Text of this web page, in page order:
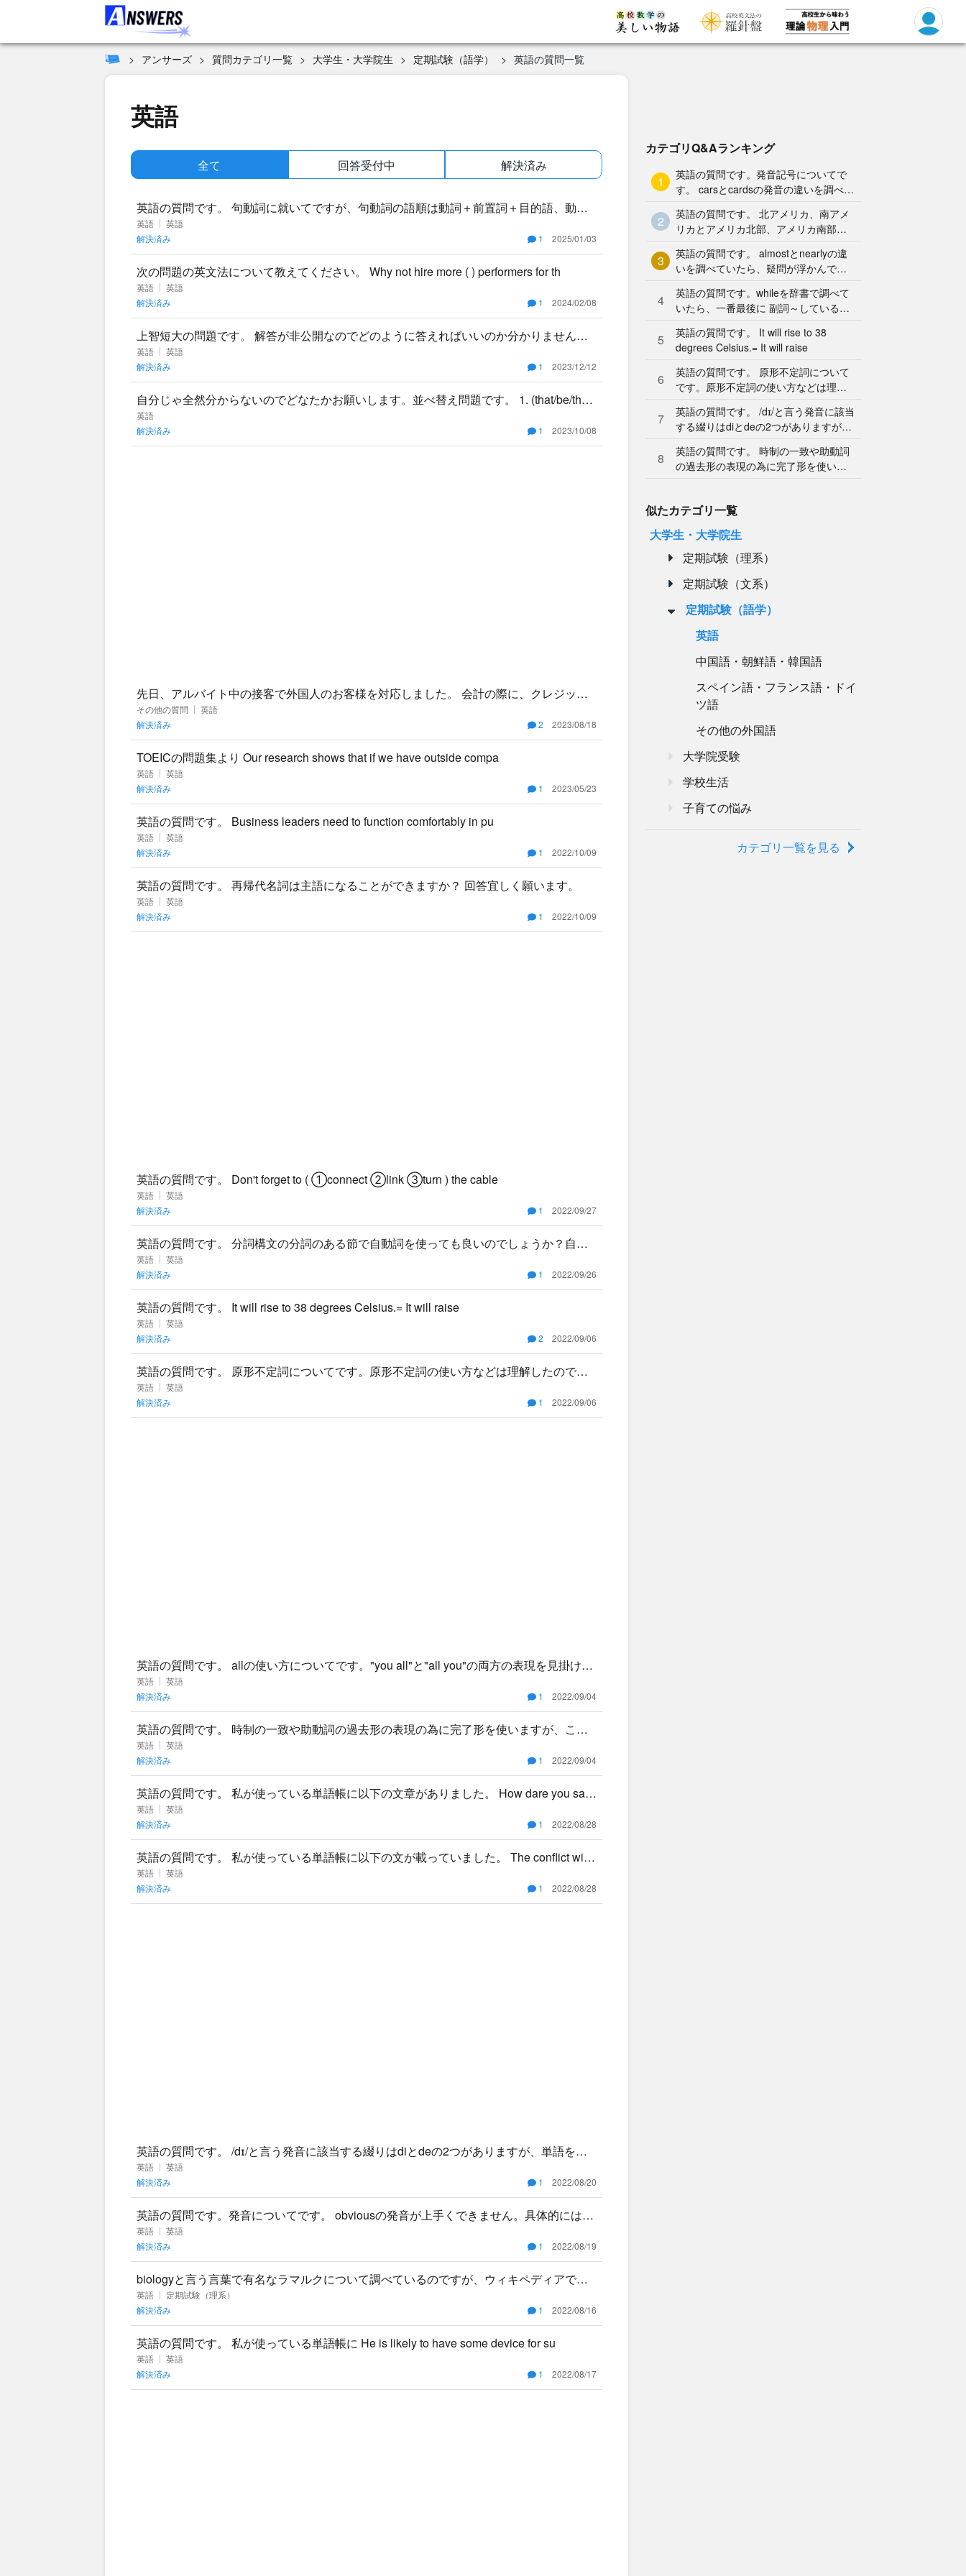
アンサーズ 質問カテゴリ一覧 大学生・大学院生 定期試験（語学） 英語の質問一覧
英語
全て 回答受付中 解決済み
英語の質問です。 句動詞に就いてですが、句動詞の語順は動詞＋前置詞＋目的語、動詞
＋副詞＋目的語、動詞＋目的語＋副詞のいず
英語
英語
解決済み
1 2025/01/03
次の問題の英文法について教えてください。 Why not hire more ( ) performers for th
英語
英語
解決済み
1 2024/02/08
上智短大の問題です。 解答が非公開なのでどのように答えればいいのか分かりません。1
00点中20点の問題で配分が大きいので
英語
英語
解決済み
1 2023/12/12
自分じゃ全然分からないのでどなたかお願いします。並べ替え問題です。 1. (that/be/ther
e/in/may/b
英語
解決済み
1 2023/10/08
先日、アルバイト中の接客で外国人のお客様を対応しました。 会計の際に、クレジット
カードでお支払いになったのですが、ガード
その他の質問
英語
解決済み
2 2023/08/18
TOEICの問題集より Our research shows that if we have outside compa
英語
英語
解決済み
1 2023/05/23
英語の質問です。 Business leaders need to function comfortably in pu
英語
英語
解決済み
1 2022/10/09
英語の質問です。 再帰代名詞は主語になることができますか？ 回答宜しく願います。
英語
英語
解決済み
1 2022/10/09
英語の質問です。 Don't forget to ( ①connect ②link ③turn ) the cable
英語
英語
解決済み
1 2022/09/27
英語の質問です。 分詞構文の分詞のある節で自動詞を使っても良いのでしょうか？自動
詞を使うと1語になってしまい、不自然さを
英語
英語
解決済み
1 2022/09/26
英語の質問です。 It will rise to 38 degrees Celsius.= It will raise
英語
英語
解決済み
2 2022/09/06
英語の質問です。 原形不定詞についてです。原形不定詞の使い方などは理解したのです
が、教えて貰った時に原形不定詞はtoを付
英語
英語
解決済み
1 2022/09/06
英語の質問です。 allの使い方についてです。"you all"と"all you"の両方の表現を見掛ける
のですが、この
英語
英語
解決済み
1 2022/09/04
英語の質問です。 時制の一致や助動詞の過去形の表現の為に完了形を使いますが、この
場合、goはhave(had) gone
英語
英語
解決済み
1 2022/09/04
英語の質問です。 私が使っている単語帳に以下の文章がありました。 How dare you say
such a thi
英語
英語
解決済み
1 2022/08/28
英語の質問です。 私が使っている単語帳に以下の文が載っていました。 The conflict will
continue
英語
英語
解決済み
1 2022/08/28
英語の質問です。 /dɪ/と言う発音に該当する綴りはdiとdeの2つがありますが、単語を覚
える時にdiとdeがややこしく
英語
英語
解決済み
1 2022/08/20
英語の質問です。発音についてです。 obviousの発音が上手くできません。具体的にはbv
の所です。bを発音した後に直ぐ
英語
英語
解決済み
1 2022/08/19
biologyと言う言葉で有名なラマルクについて調べているのですが、ウィキペディアで、
ラマルクを調べると正式な名前はジャ
英語
定期試験（理系）
解決済み
1 2022/08/16
英語の質問です。 私が使っている単語帳に He is likely to have some device for su
英語
英語
解決済み
1 2022/08/17
カテゴリQ&Aランキング
1
英語の質問です。発音記号についてで
す。 carsとcardsの発音の違いを調べて
ので
2
英語の質問です。 北アメリカ、南アメ
リカとアメリカ北部、アメリカ南部を
い。
3
英語の質問です。 almostとnearlyの違
いを調べていたら、疑問が浮かんで来
が
4
英語の質問です。whileを辞書で調べて
いたら、一番最後に 副詞～している間
このとき
5
英語の質問です。 It will rise to 38
degrees Celsius.= It will raise
6
英語の質問です。 原形不定詞について
です。原形不定詞の使い方などは理解
不定詞はtoを付
7
英語の質問です。 /dɪ/と言う発音に該当
する綴りはdiとdeの2つがありますが、
8
英語の質問です。 時制の一致や助動詞
の過去形の表現の為に完了形を使いま
似たカテゴリ一覧
大学生・大学院生
定期試験（理系）
定期試験（文系）
定期試験（語学）
英語
中国語・朝鮮語・韓国語
スペイン語・フランス語・ドイ
ツ語
その他の外国語
大学院受験
学校生活
子育ての悩み
カテゴリ一覧を見る